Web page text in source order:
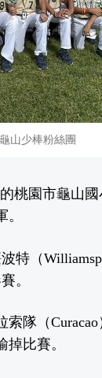
山少棒粉絲團
桃園市龜山
特（
。
隊（
比賽。